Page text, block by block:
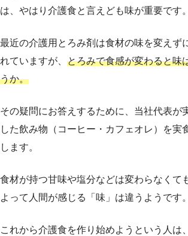
は、やはり介護食と言えども味が重要です。
最近の介護用とろみ剤は食材の味を変えず
れていますが、 とろみで食感が変わると味
うか。
その疑問にお答えするために、当社代表が
した飲み物（コーヒー・カフェオレ）を実
します。
食材が持つ甘味や塩分などは変わらなくて
よって人間が感じる「味」は違うようです。
これから介護食を作り始めようという人は